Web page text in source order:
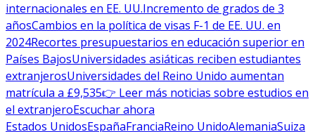
internacionales en EE. UU.Incremento de grados de 3
añosCambios en la política de visas F-1 de EE. UU. en
2024Recortes presupuestarios en educación superior en
Países BajosUniversidades asiáticas reciben estudiantes
extranjerosUniversidades del Reino Unido aumentan
matrícula a £9,535👉 Leer más noticias sobre estudios en
el extranjeroEscuchar ahora
Estados UnidosEspañaFranciaReino UnidoAlemaniaSuiza